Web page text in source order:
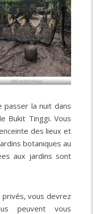
Affût de Bukit Tinggi
passer la nuit dans
Bukit Tinggi. Vous
des lieux et
botaniques au
aux jardins sont
privés, vous devrez
peuvent vous